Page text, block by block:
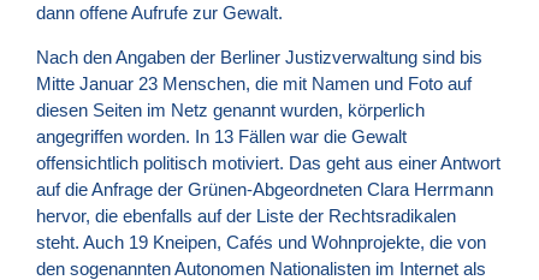
dann offene Aufrufe zur Gewalt.
Nach den Angaben der Berliner Justizverwaltung sind bis
Mitte Januar 23 Menschen, die mit Namen und Foto auf
diesen Seiten im Netz genannt wurden, körperlich
angegriffen worden. In 13 Fällen war die Gewalt
offensichtlich politisch motiviert. Das geht aus einer Antwort
auf die Anfrage der Grünen-Abgeordneten Clara Herrmann
hervor, die ebenfalls auf der Liste der Rechtsradikalen
steht. Auch 19 Kneipen, Cafés und Wohnprojekte, die von
den sogenannten Autonomen Nationalisten im Internet als